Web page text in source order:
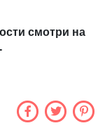
смотри на